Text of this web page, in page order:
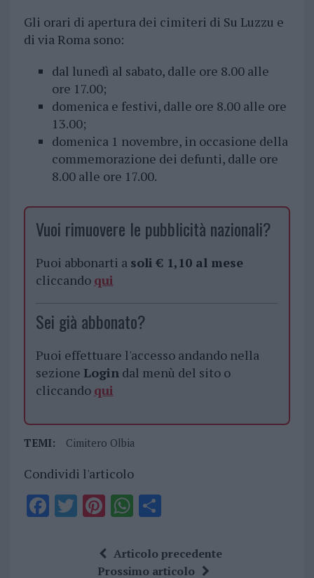
Gli orari di apertura dei cimiteri di Su Luzzu e
di via Roma sono:
dal lunedì al sabato, dalle ore 8.00 alle
ore 17.00;
domenica e festivi, dalle ore 8.00 alle ore
13.00;
domenica 1 novembre, in occasione della
commemorazione dei defunti, dalle ore
8.00 alle ore 17.00.
Vuoi rimuovere le pubblicità nazionali?
Puoi abbonarti a soli € 1,10 al mese
cliccando qui
Sei già abbonato?
Puoi effettuare l'accesso andando nella
sezione Logindal menù del sito o
cliccando qui
TEMI: Cimitero Olbia
Condividi l'articolo
F T Pi
te
W
at
S
a
Articolo precedente
Prossimo articolo